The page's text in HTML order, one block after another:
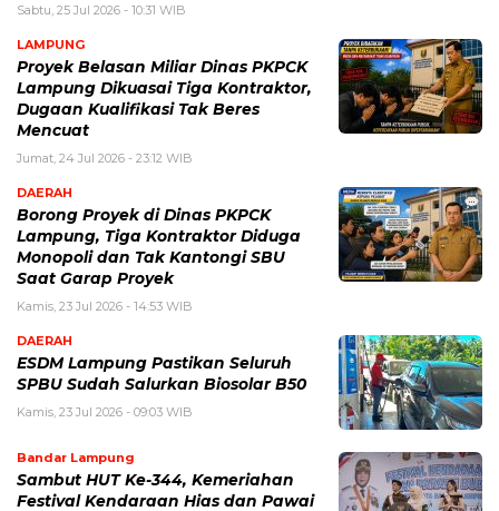
Sabtu, 25 Jul 2026 - 10:31 WIB
LAMPUNG
Proyek Belasan Miliar Dinas PKPCK
Lampung Dikuasai Tiga Kontraktor,
Dugaan Kualifikasi Tak Beres
Mencuat
Jumat, 24 Jul 2026 - 23:12 WIB
DAERAH
Borong Proyek di Dinas PKPCK
Lampung, Tiga Kontraktor Diduga
Monopoli dan Tak Kantongi SBU
Saat Garap Proyek
Kamis, 23 Jul 2026 - 14:53 WIB
DAERAH
ESDM Lampung Pastikan Seluruh
SPBU Sudah Salurkan Biosolar B50
Kamis, 23 Jul 2026 - 09:03 WIB
Bandar Lampung
Sambut HUT Ke-344, Kemeriahan
Festival Kendaraan Hias dan Pawai